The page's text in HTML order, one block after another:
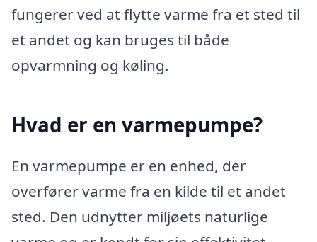
fungerer ved at flytte varme fra et sted til
et andet og kan bruges til både
opvarmning og køling.
Hvad er en varmepumpe?
En varmepumpe er en enhed, der
overfører varme fra en kilde til et andet
sted. Den udnytter miljøets naturlige